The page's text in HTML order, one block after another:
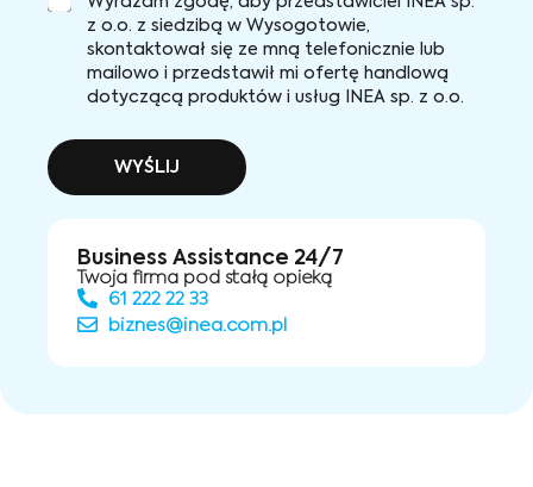
z o.o. z siedzibą w Wysogotowie,
skontaktował się ze mną telefonicznie lub
mailowo i przedstawił mi ofertę handlową
dotyczącą produktów i usług INEA sp. z o.o.
WYŚLIJ
Business Assistance 24/7
Twoja firma pod stałą opieką
61 222 22 33
biznes@inea.com.pl